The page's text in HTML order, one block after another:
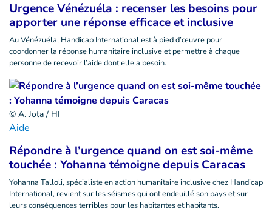
Urgence Vénézuéla : recenser les besoins pour
apporter une réponse efficace et inclusive
Au Vénézuéla, Handicap International est à pied d’œuvre pour
coordonner la réponse humanitaire inclusive et permettre à chaque
personne de recevoir l’aide dont elle a besoin.
© A. Jota / HI
Aide
Répondre à l’urgence quand on est soi-même
touchée : Yohanna témoigne depuis Caracas
Yohanna Talloli, spécialiste en action humanitaire inclusive chez Handicap
International, revient sur les séismes qui ont endeuillé son pays et sur
leurs conséquences terribles pour les habitantes et habitants.